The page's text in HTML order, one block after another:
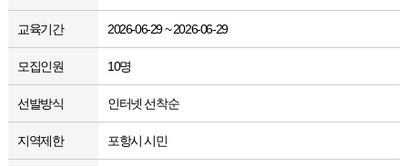
교육기간 2026-06-29 ~ 2026-06-29
모집인원 10명
선발방식 인터넷 선착순
지역제한 포항시 시민